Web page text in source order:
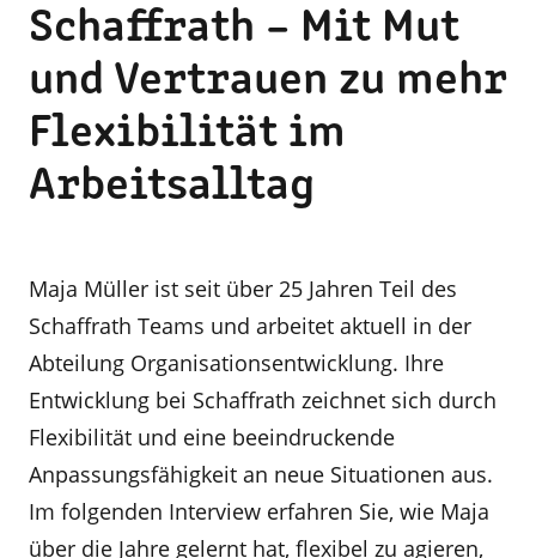
Schaffrath – Mit Mut
und Vertrauen zu mehr
Flexibilität im
Arbeitsalltag
Maja Müller ist seit über 25 Jahren Teil des
Schaffrath Teams und arbeitet aktuell in der
Abteilung Organisationsentwicklung. Ihre
Entwicklung bei Schaffrath zeichnet sich durch
Flexibilität und eine beeindruckende
Anpassungsfähigkeit an neue Situationen aus.
Im folgenden Interview erfahren Sie, wie Maja
über die Jahre gelernt hat, flexibel zu agieren,